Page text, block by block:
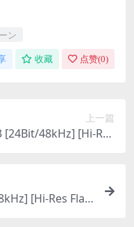
ン
收藏 点赞(0)
上一篇
48kHz] [Hi-Res
[Hi-Res Flac